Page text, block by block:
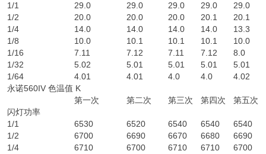
1/1
29.0 29.0 29.0 29.0
29.0
1/2
20.0 20.0 20.0 20.1
20.1
1/4
14.0 14.0 14.0 14.0
13.3
1/8
10.0 10.1 10.1 10.1
10.0
1/16
7.11 7.12 7.11 7.12
8.0
1/32
5.02 5.01 5.01 5.01
5.01
1/64
4.01 4.01 4.0 4.0
4.02
永诺560IV 色温值 K
第一次
第二次 第三次 第四次
第五次
闪灯功率
1/1
6530 6520 6540 6540
6540
1/2
6700 6690 6670 6680
6690
1/4
6710 6700 6710 6710
6700